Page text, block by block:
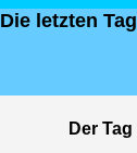
Die letzten
Der